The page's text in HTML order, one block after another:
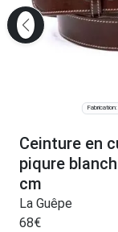
Ceinture en
piqure
cm
La Guêpe
68€